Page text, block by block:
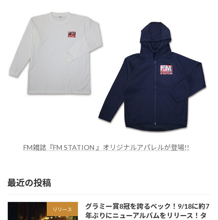
FM雑誌『FM STATION 』オリジナルアパレルが登場!!
最近の投稿
リリース
グラミー賞8冠を誇るベック！9/18に約7
年ぶりにニューアルバムをリリース！タ